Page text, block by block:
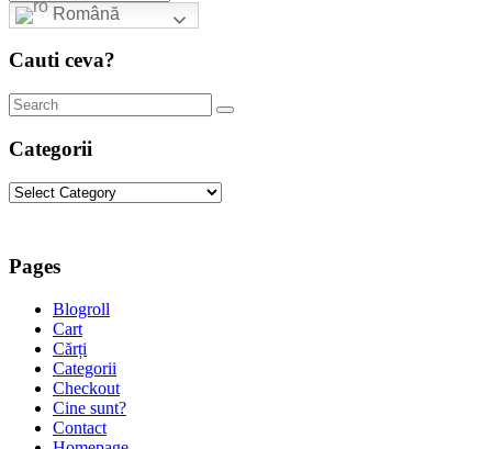
Română
Cauti ceva?
Categorii
Categorii
Pages
Blogroll
Cart
Cărți
Categorii
Checkout
Cine sunt?
Contact